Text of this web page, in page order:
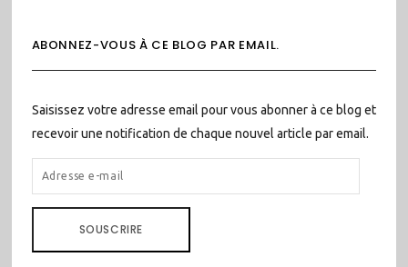
ABONNEZ-VOUS À CE BLOG PAR EMAIL.
Saisissez votre adresse email pour vous abonner à ce blog et
recevoir une notification de chaque nouvel article par email.
ADRESSE
E-
SOUSCRIRE